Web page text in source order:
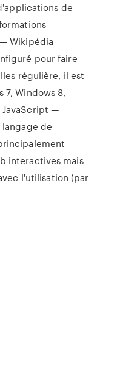
de
Wikipédia
pour faire
régulière, il est
7, Windows 8,
JavaScript —
de
interactives mais
l'utilisation (par